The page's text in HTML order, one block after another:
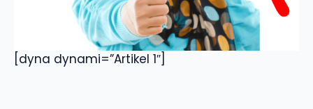
[dyna dynami=”Artikel 1″]